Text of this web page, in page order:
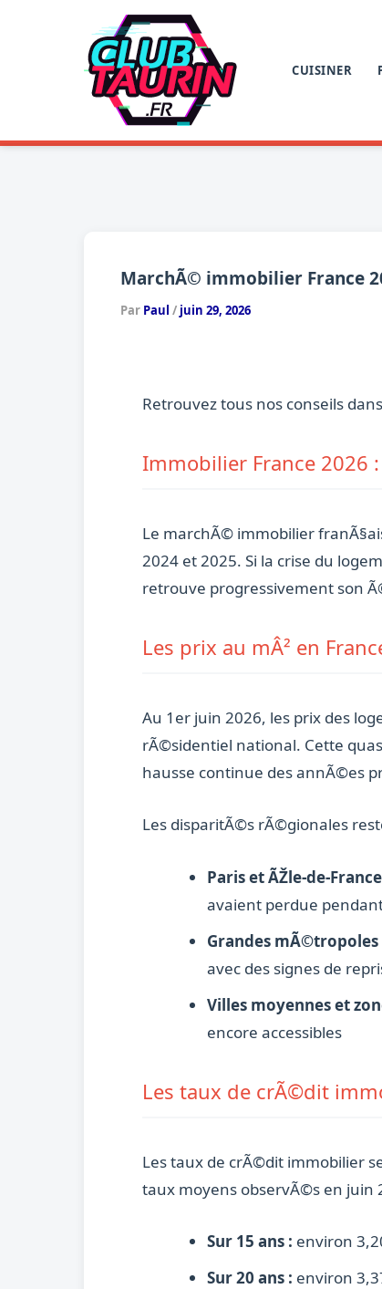
CUISINER
MarchÃ© immobilier France
Par Paul / juin 29, 2026
Retrouvez tous nos conseils
Immobilier France 2026
Le marchÃ© immobilier
2024 et 2025. Si la crise du
retrouve progressivement son
Les prix au mÂ² en
Au 1er juin 2026, les prix des
rÃ©sidentiel national. Cette
hausse continue des annÃ©es
Les disparitÃ©s rÃ©gionales
Paris et ÃŽle-de-France
avaient perdue
Grandes
avec des signes de
Villes moyennes et
encore accessibles
Les taux de crÃ©dit
Les taux de crÃ©dit immobilier
taux moyens observÃ©s en juin
Sur 15 ans : environ
Sur 20 ans : environ